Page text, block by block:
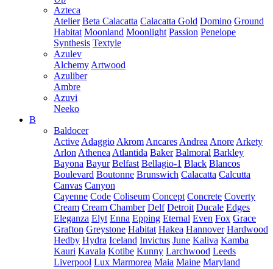
Azteca
Atelier Beta Calacatta Calacatta Gold Domino Ground
Habitat Moonland Moonlight Passion Penelope
Synthesis Textyle
Azulev
Alchemy Artwood
Azuliber
Ambre
Azuvi
Neeko
B
Baldocer
Active Adaggio Akrom Ancares Andrea Anore Arkety
Arlon Athenea Atlantida Baker Balmoral Barkley
Bayona Bayur Belfast Bellagio-1 Black Blancos
Boulevard Boutonne Brunswich Calacatta Calcutta
Canvas Canyon
Cayenne Code Coliseum Concept Concrete Coverty
Cream Cream Chamber Delf Detroit Ducale Edges
Eleganza Elyt Enna Epping Eternal Even Fox Grace
Grafton Greystone Habitat Hakea Hannover Hardwood
Hedby Hydra Iceland Invictus June Kaliva Kamba
Kauri Kavala Kotibe Kunny Larchwood Leeds
Liverpool Lux Marmorea Maia Maine Maryland